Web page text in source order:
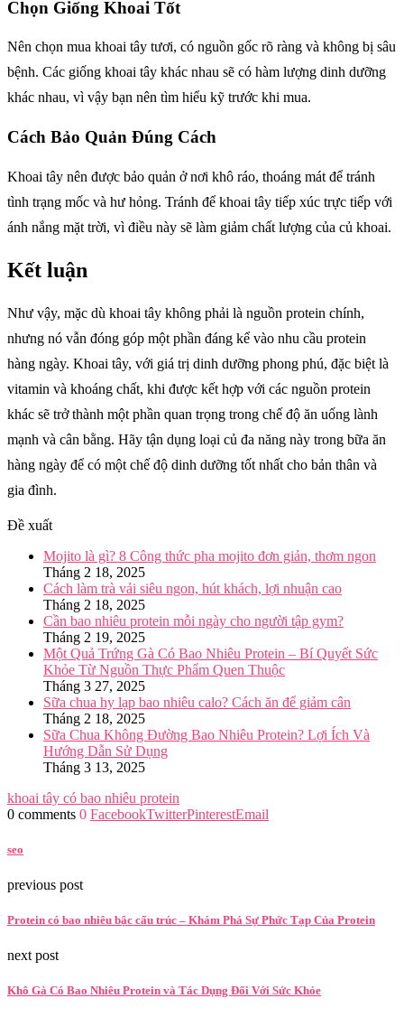
Chọn Giống Khoai Tốt
Nên chọn mua khoai tây tươi, có nguồn gốc rõ ràng và không bị sâu
bệnh. Các giống khoai tây khác nhau sẽ có hàm lượng dinh dưỡng
khác nhau, vì vậy bạn nên tìm hiểu kỹ trước khi mua.
Cách Bảo Quản Đúng Cách
Khoai tây nên được bảo quản ở nơi khô ráo, thoáng mát để tránh
tình trạng mốc và hư hỏng. Tránh để khoai tây tiếp xúc trực tiếp với
ánh nắng mặt trời, vì điều này sẽ làm giảm chất lượng của củ khoai.
Kết luận
Như vậy, mặc dù khoai tây không phải là nguồn protein chính,
nhưng nó vẫn đóng góp một phần đáng kể vào nhu cầu protein
hàng ngày. Khoai tây, với giá trị dinh dưỡng phong phú, đặc biệt là
vitamin và khoáng chất, khi được kết hợp với các nguồn protein
khác sẽ trở thành một phần quan trọng trong chế độ ăn uống lành
mạnh và cân bằng. Hãy tận dụng loại củ đa năng này trong bữa ăn
hàng ngày để có một chế độ dinh dưỡng tốt nhất cho bản thân và
gia đình.
Đề xuất
Mojito là gì? 8 Công thức pha mojito đơn giản, thơm ngon
Tháng 2 18, 2025
Cách làm trà vải siêu ngon, hút khách, lợi nhuận cao
Tháng 2 18, 2025
Cần bao nhiêu protein mỗi ngày cho người tập gym?
Tháng 2 19, 2025
Một Quả Trứng Gà Có Bao Nhiêu Protein – Bí Quyết Sức
Khỏe Từ Nguồn Thực Phẩm Quen Thuộc
Tháng 3 27, 2025
Sữa chua hy lạp bao nhiêu calo? Cách ăn để giảm cân
Tháng 2 18, 2025
Sữa Chua Không Đường Bao Nhiêu Protein? Lợi Ích Và
Hướng Dẫn Sử Dụng
Tháng 3 13, 2025
khoai tây có bao nhiêu protein
0 comments 0 FacebookTwitterPinterestEmail
seo
previous post
Protein có bao nhiêu bậc cấu trúc – Khám Phá Sự Phức Tạp Của Protein
next post
Khô Gà Có Bao Nhiêu Protein và Tác Dụng Đối Với Sức Khỏe